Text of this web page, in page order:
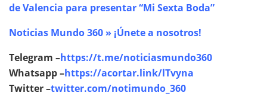
de Valencia para presentar “Mi Sexta Boda”
Noticias Mundo 360 » ¡Únete a nosotros!
Telegram –https://t.me/noticiasmundo360
Whatsapp –https://acortar.link/lTvyna
Twitter –twitter.com/notimundo_360